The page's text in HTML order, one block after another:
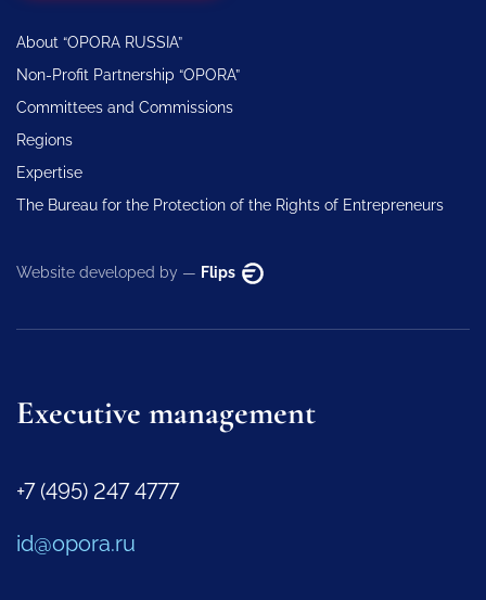
About “OPORA RUSSIA”
Non-Profit Partnership “OPORA”
Committees and Commissions
Regions
Expertise
The Bureau for the Protection of the Rights of Entrepreneurs
Website developed by — Flips
Executive management
+7 (495) 247 4777
id@opora.ru